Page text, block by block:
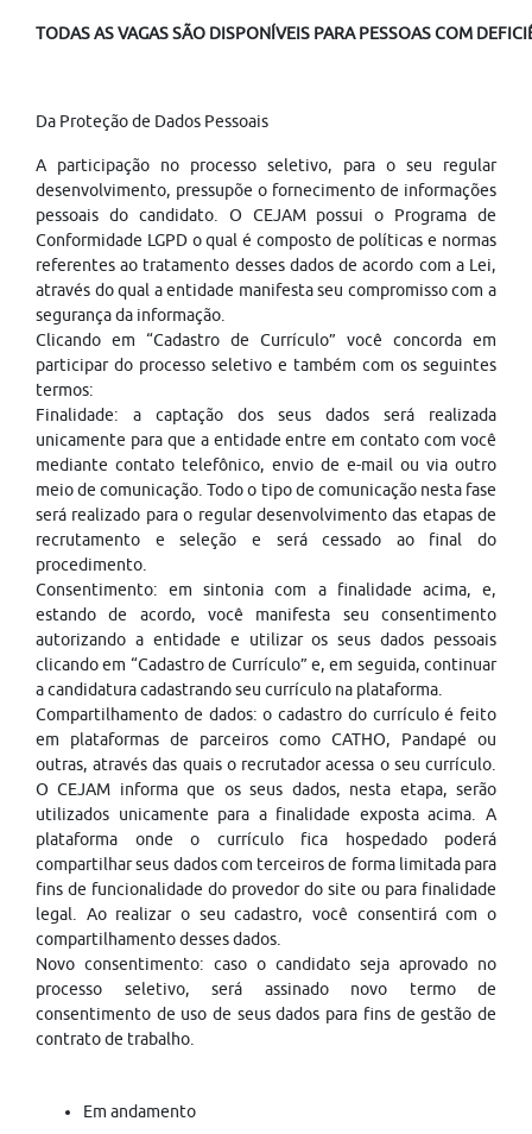
TODAS AS VAGAS SÃO DISPONÍVEIS PARA PESSOAS COM
Da Proteção de Dados Pessoais
A participação no processo seletivo, para o seu regular
desenvolvimento, pressupõe o fornecimento de informações
pessoais do candidato. O CEJAM possui o Programa de
Conformidade LGPD o qual é composto de políticas e normas
referentes ao tratamento desses dados de acordo com a Lei,
através do qual a entidade manifesta seu compromisso com a
segurança da informação.
Clicando em “Cadastro de Currículo” você concorda em
participar do processo seletivo e também com os seguintes
termos:
Finalidade: a captação dos seus dados será realizada
unicamente para que a entidade entre em contato com você
mediante contato telefônico, envio de e-mail ou via outro
meio de comunicação. Todo o tipo de comunicação nesta fase
será realizado para o regular desenvolvimento das etapas de
recrutamento e seleção e será cessado ao final do
procedimento.
Consentimento: em sintonia com a finalidade acima, e,
estando de acordo, você manifesta seu consentimento
autorizando a entidade e utilizar os seus dados pessoais
clicando em “Cadastro de Currículo” e, em seguida, continuar
a candidatura cadastrando seu currículo na plataforma.
Compartilhamento de dados: o cadastro do currículo é feito
em plataformas de parceiros como CATHO, Pandapé ou
outras, através das quais o recrutador acessa o seu currículo.
O CEJAM informa que os seus dados, nesta etapa, serão
utilizados unicamente para a finalidade exposta acima. A
plataforma onde o currículo fica hospedado poderá
compartilhar seus dados com terceiros de forma limitada para
fins de funcionalidade do provedor do site ou para finalidade
legal. Ao realizar o seu cadastro, você consentirá com o
compartilhamento desses dados.
Novo consentimento: caso o candidato seja aprovado no
processo seletivo, será assinado novo termo de
consentimento de uso de seus dados para fins de gestão de
contrato de trabalho.
Em andamento